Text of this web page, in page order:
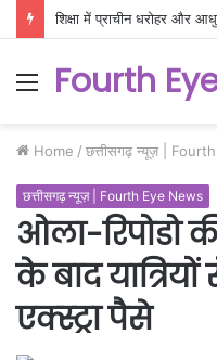
Menu
Fourth
Home / छत्तीसगढ़ न्यूज़ |
छत्तीसगढ़ न्यूज़ | Fourth Eye News
ओला-रिपोडो
के बाद
एक्स्ट्रा पैसे